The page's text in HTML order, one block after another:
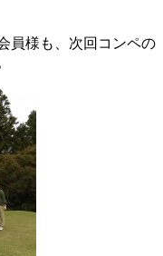
員様も、次回コンペの